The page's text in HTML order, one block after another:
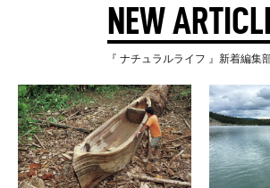
NEW
『 ナチュラルライフ 』新着編集